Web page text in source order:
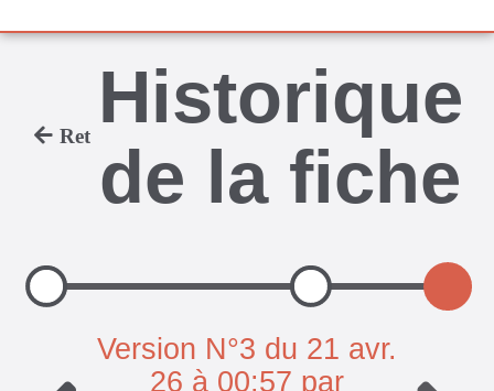
RetourHistorique
de la fiche
Version N°3 du 21 avr.
26 à 00:57 par